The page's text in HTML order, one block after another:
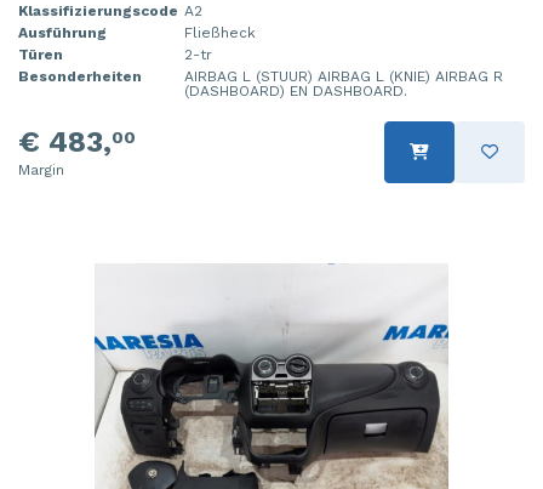
Klassifizierungscode A2
Ausführung
Fließheck
Türen
2-tr
Besonderheiten
AIRBAG L (STUUR) AIRBAG L (KNIE) AIRBAG R
(DASHBOARD) EN DASHBOARD.
€ 483,00
Margin